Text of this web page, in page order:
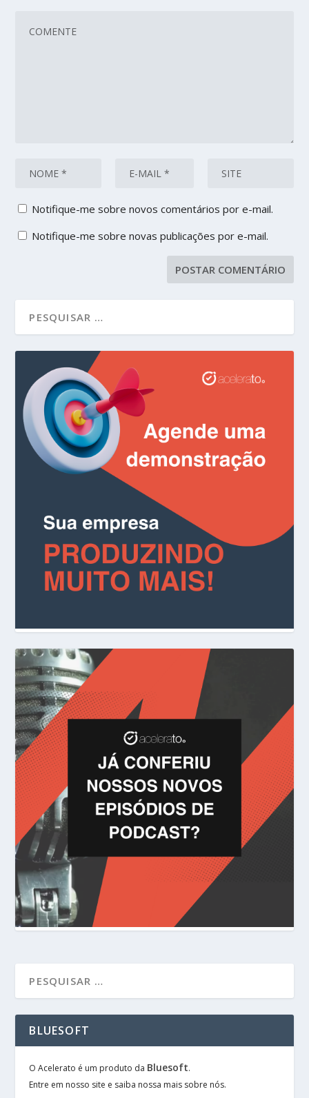
Notifique-me sobre novos comentários por e-mail.
Notifique-me sobre novas publicações por e-mail.
BLUESOFT
O Acelerato é um produto da Bluesoft.
Entre em nosso site e saiba nossa mais sobre nós.